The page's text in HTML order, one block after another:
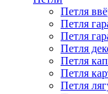
Петля
Петля
Петля
Петля
Петля
Петля
Петля